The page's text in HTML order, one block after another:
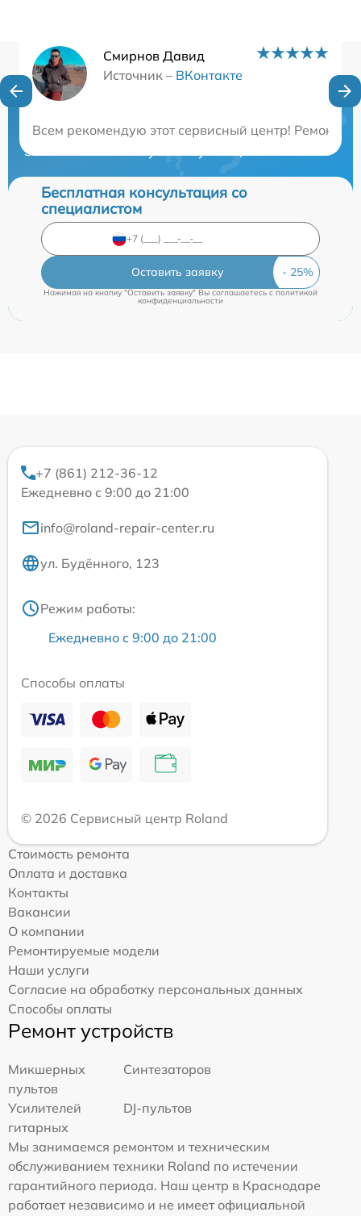
Смирнов Давид
Источник – ВКонтакте
Всем рекомендую этот сервисный центр!
Нужна консультация?
Закажите бесплатную консультацию
Бесплатная консультация со
специалистом
Оставить заявку
Нажимая на кнопку "Оставить заявку" Вы соглашаетесь cполитикой
конфиденциальности
+7 (861) 212-36-12
Ежедневно с 9:00 до 21:00
info@roland-repair-center.ru
ул. Будённого, 123
Режим работы:
Ежедневно с 9:00 до 21:00
Способы оплаты
© 2026 Сервисный центр Roland
Стоимость ремонта
Оплата и доставка
Контакты
Вакансии
О компании
Ремонтируемые модели
Наши услуги
Согласие на обработку персональных данных
Способы оплаты
Ремонт устройств
Микшерных
пультов
Синтезаторов
Усилителей
гитарных
DJ-пультов
Мы занимаемся ремонтом и техническим
обслуживанием техники Roland по истечении
гарантийного периода. Наш центр в Краснодаре
работает независимо и не имеет официальной